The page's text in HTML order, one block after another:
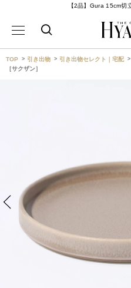
【2品】Gura 15cm切
TOP 引き出物 引き出物セレクト｜宅配
［サクザン］